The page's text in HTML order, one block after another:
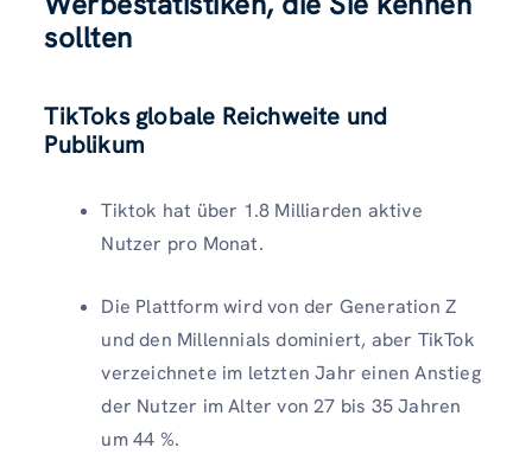
sollten
TikToks globale Reichweite und
Publikum
Tiktok hat über 1.8 Milliarden aktive
Nutzer pro Monat.
Die Plattform wird von der Generation Z
und den Millennials dominiert, aber TikTok
verzeichnete im letzten Jahr einen Anstieg
der Nutzer im Alter von 27 bis 35 Jahren
um 44 %.